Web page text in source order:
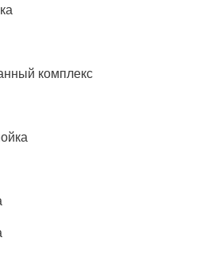
комплекс